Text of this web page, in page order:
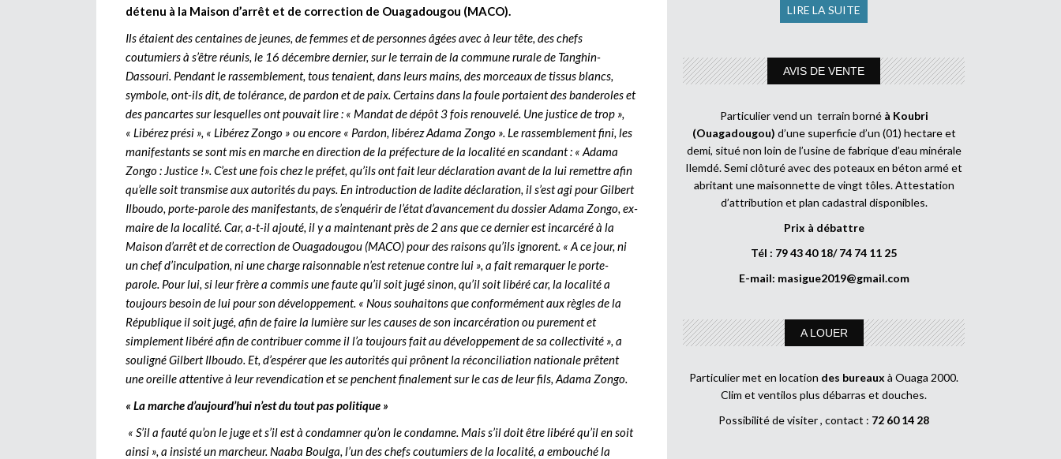
détenu à la Maison d’arrêt et de correction de Ouagadougou (MACO).
Ils étaient des centaines de jeunes, de femmes et de personnes âgées avec à leur tête, des chefs
coutumiers à s’être réunis, le 16 décembre dernier, sur le terrain de la commune rurale de Tanghin-
Dassouri. Pendant le rassemblement, tous tenaient, dans leurs mains, des morceaux de tissus blancs,
symbole, ont-ils dit, de tolérance, de pardon et de paix. Certains dans la foule portaient des banderoles et
des pancartes sur lesquelles ont pouvait lire : « Mandat de dépôt 3 fois renouvelé. Une justice de trop »,
« Libérez prési », « Libérez Zongo » ou encore « Pardon, libérez Adama Zongo ». Le rassemblement fini, les
manifestants se sont mis en marche en direction de la préfecture de la localité en scandant : « Adama
Zongo : Justice !». C’est une fois chez le préfet, qu’ils ont fait leur déclaration avant de la lui remettre afin
qu’elle soit transmise aux autorités du pays. En introduction de ladite déclaration, il s’est agi pour Gilbert
Ilboudo, porte-parole des manifestants, de s’enquérir de l’état d’avancement du dossier Adama Zongo, ex-
maire de la localité. Car, a-t-il ajouté, il y a maintenant près de 2 ans que ce dernier est incarcéré à la
Maison d’arrêt et de correction de Ouagadougou (MACO) pour des raisons qu’ils ignorent. « A ce jour, ni
un chef d’inculpation, ni une charge raisonnable n’est retenue contre lui », a fait remarquer le porte-
parole. Pour lui, si leur frère a commis une faute qu’il soit jugé sinon, qu’il soit libéré car, la localité a
toujours besoin de lui pour son développement. « Nous souhaitons que conformément aux règles de la
République il soit jugé, afin de faire la lumière sur les causes de son incarcération ou purement et
simplement libéré afin de contribuer comme il l’a toujours fait au développement de sa collectivité », a
souligné Gilbert Ilboudo. Et, d’espérer que les autorités qui prônent la réconciliation nationale prêtent
une oreille attentive à leur revendication et se penchent finalement sur le cas de leur fils, Adama Zongo.
« La marche d’aujourd’hui n’est du tout pas politique »
« S’il a fauté qu’on le juge et s’il est à condamner qu’on le condamne. Mais s’il doit être libéré qu’il en soit
ainsi », a insisté un marcheur. Naaba Boulga, l’un des chefs coutumiers de la localité, a embouché la
LIRE LA SUITE
AVIS DE VENTE
Particulier vend un terrain borné à Koubri
(Ouagadougou) d’une superficie d’un (01) hectare et
demi, situé non loin de l’usine de fabrique d’eau minérale
Ilemdé. Semi clôturé avec des poteaux en béton armé et
abritant une maisonnette de vingt tôles. Attestation
d’attribution et plan cadastral disponibles.
Prix à débattre
Tél : 79 43 40 18/ 74 74 11 25
E-mail: masigue2019@gmail.com
A LOUER
Particulier met en location des bureaux à Ouaga 2000.
Clim et ventilos plus débarras et douches.
Possibilité de visiter , contact : 72 60 14 28